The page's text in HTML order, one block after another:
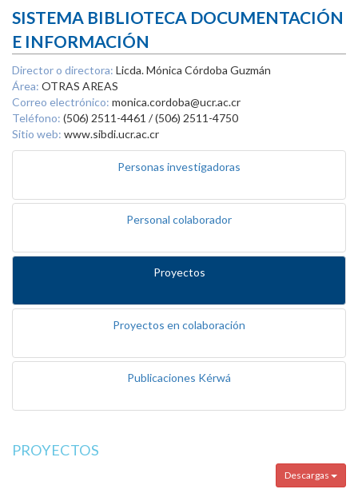
SISTEMA BIBLIOTECA DOCUMENTACIÓN
E INFORMACIÓN
Director o directora: Licda. Mónica Córdoba Guzmán
Área: OTRAS AREAS
Correo electrónico: monica.cordoba@ucr.ac.cr
Teléfono: (506) 2511-4461 / (506) 2511-4750
Sitio web: www.sibdi.ucr.ac.cr
Personas investigadoras
Personal colaborador
Proyectos
Proyectos en colaboración
Publicaciones Kérwá
PROYECTOS
Descargas